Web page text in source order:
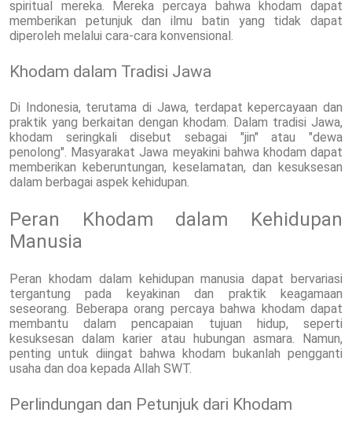
spiritual mereka. Mereka percaya bahwa khodam dapat
memberikan petunjuk dan ilmu batin yang tidak dapat
diperoleh melalui cara-cara konvensional.
Khodam dalam Tradisi Jawa
Di Indonesia, terutama di Jawa, terdapat kepercayaan dan
praktik yang berkaitan dengan khodam. Dalam tradisi Jawa,
khodam seringkali disebut sebagai "jin" atau "dewa
penolong". Masyarakat Jawa meyakini bahwa khodam dapat
memberikan keberuntungan, keselamatan, dan kesuksesan
dalam berbagai aspek kehidupan.
Peran Khodam dalam Kehidupan
Manusia
Peran khodam dalam kehidupan manusia dapat bervariasi
tergantung pada keyakinan dan praktik keagamaan
seseorang. Beberapa orang percaya bahwa khodam dapat
membantu dalam pencapaian tujuan hidup, seperti
kesuksesan dalam karier atau hubungan asmara. Namun,
penting untuk diingat bahwa khodam bukanlah pengganti
usaha dan doa kepada Allah SWT.
Perlindungan dan Petunjuk dari Khodam